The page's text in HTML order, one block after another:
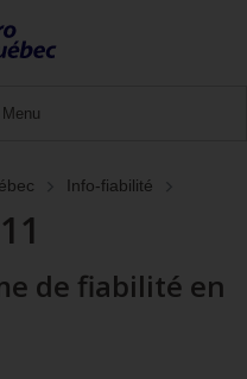
Menu
Info-fiabilité
11
de fiabilité en